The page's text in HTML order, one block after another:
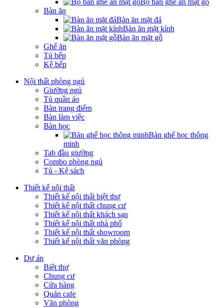
Bộ bàn ghế ăn mặt gỗ
Bàn ăn
Bàn ăn mặt đá
Bàn ăn mặt kính
Bàn ăn mặt gỗ
Ghế ăn
Tủ bếp
Kệ bếp
Nội thất phòng ngủ
Giường ngủ
Tủ quần áo
Bàn trang điểm
Bàn làm việc
Bàn học
Bàn ghế học thông
minh
Tab đầu giường
Combo phòng ngủ
Tủ - Kệ sách
Thiết kế nội thất
Thiết kế nội thất biệt thự
Thiết kế nội thất chung cư
Thiết kế nội thất khách sạn
Thiết kế nội thất nhà phố
Thiết kế nội thất showroom
Thiết kế nội thất văn phòng
Dự án
Biệt thự
Chung cư
Cửa hàng
Quán cafe
Văn phòng